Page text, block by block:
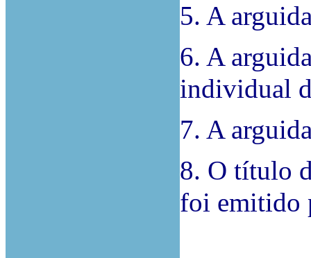
5. A
6. A
individual
7. A
8. O título
foi emitido